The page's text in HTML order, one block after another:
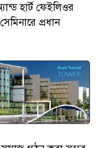
হার্ট ফেইলিওর
প্রধান